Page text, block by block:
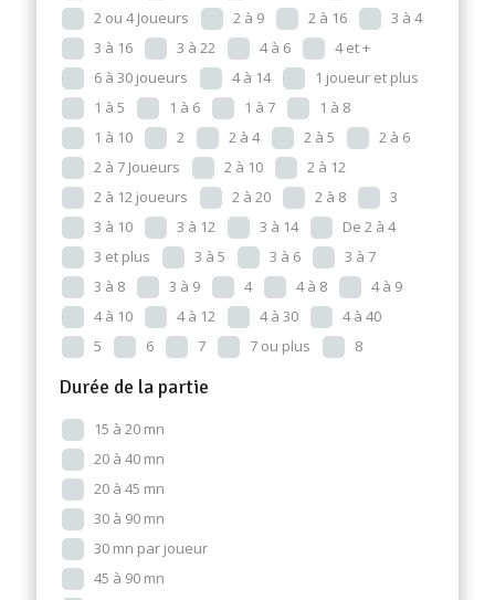
2 ou 4 Joueurs
2 à 9 2 à 16
3 à 4
3 à 16
3 à 22 4 à 6
4 et +
6 à 30 joueurs
4 à 14
1 joueur et plus
1 à 5
1 à 6 1 à 7
1 à 8
1 à 10
2 2 à 4 2 à 5
2 à 6
2 à 7 Joueurs
2 à 10
2 à 12
2 à 12 joueurs
2 à 20 2 à 8
3
3 à 10
3 à 12 3 à 14
De 2 à 4
3 et plus
3 à 5 3 à 6
3 à 7
3 à 8
3 à 9 4 4 à 8
4 à 9
4 à 10
4 à 12 4 à 30
4 à 40
5
6 7 7 ou plus 8
Durée de la partie
15 à 20 mn
20 à 40 mn
20 à 45 mn
30 à 90 mn
30 mn par joueur
45 à 90 mn